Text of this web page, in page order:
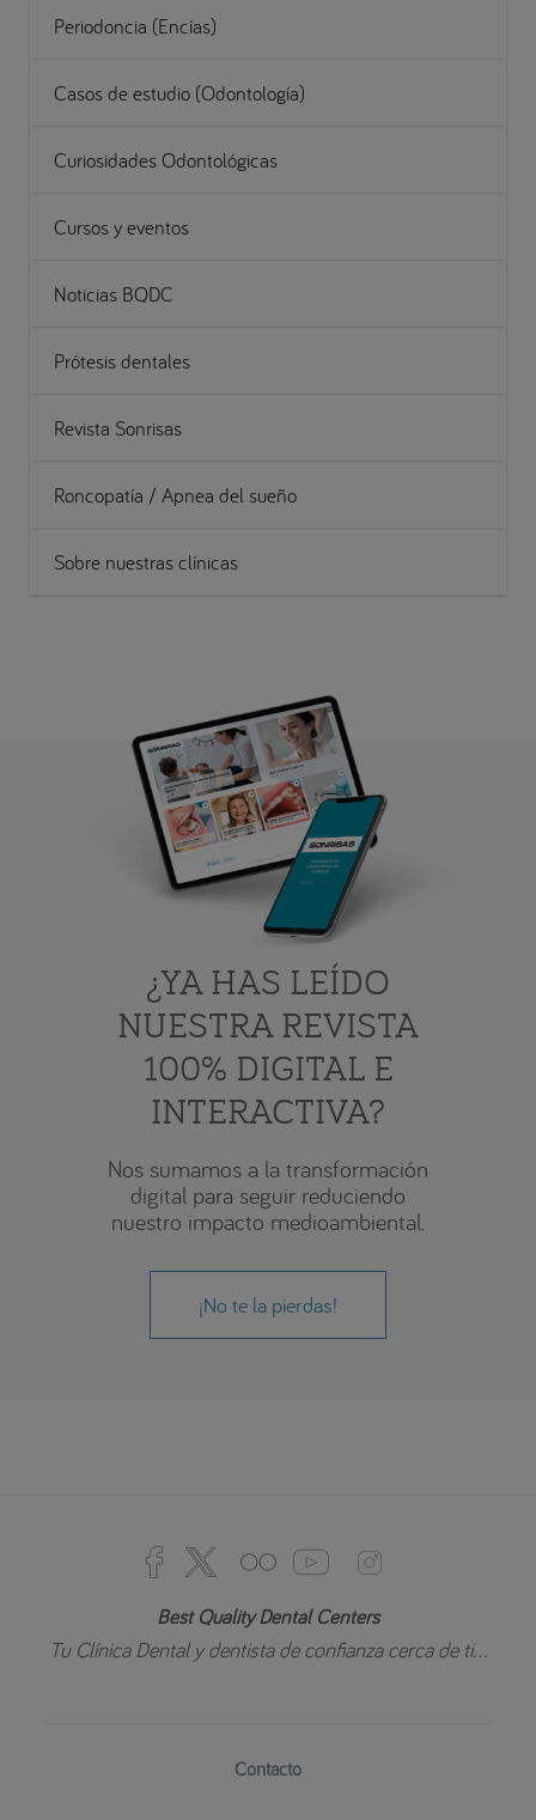
Periodoncia (Encías)
Casos de estudio (Odontología)
Curiosidades Odontológicas
Cursos y eventos
Noticias BQDC
Prótesis dentales
Revista Sonrisas
Roncopatía / Apnea del sueño
Sobre nuestras clínicas
¿YA HAS LEÍDO
NUESTRA REVISTA
100% DIGITAL E
INTERACTIVA?
Nos sumamos a la transformación
digital para seguir reduciendo
nuestro impacto medioambiental.
¡No te la pierdas!
Best Quality Dental Centers
Tu Clínica Dental y dentista de confianza cerca de ti...
Contacto